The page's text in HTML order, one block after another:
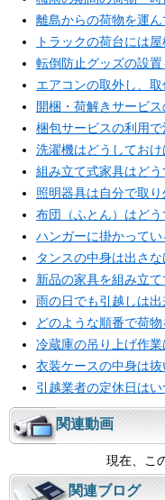
離島からの荷物を運
トラックの荷台には
転倒防止グッズの設
エアコンの取外し、
開梱・荷解きサービ
梱包サービスの利用
洗濯機はどうしておけ
組み立て式家具はど
照明器具は自分で取
布団（ふとん）はど
ハンガーに掛かって
タンスの中身は出さ
新品の家具を組み立
雨の日でも引越しは出
どのような順番で荷
冷蔵庫の吊り上げ作業
衣装ケースの中身は
引越業者の定休日はい
関連動画
現在、こ
関連ブログ